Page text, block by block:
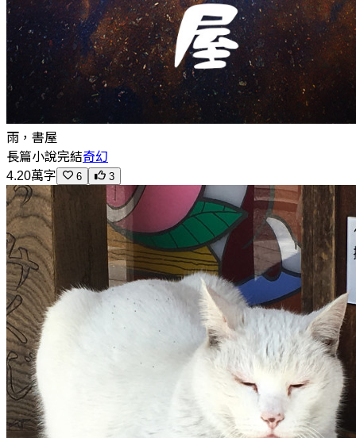
雨，書屋
長篇小說完結奇幻
4.20萬字
6 3